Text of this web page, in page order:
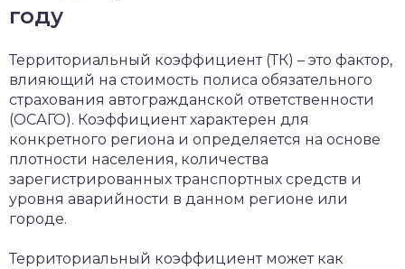
году
Территориальный коэффициент (ТК) – это фактор,
влияющий на стоимость полиса обязательного
страхования автогражданской ответственности
(ОСАГО). Коэффициент характерен для
конкретного региона и определяется на основе
плотности населения, количества
зарегистрированных транспортных средств и
уровня аварийности в данном регионе или
городе.
Территориальный коэффициент может как